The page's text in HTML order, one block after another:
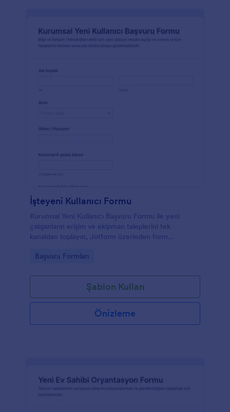
İşteyeni Kullanıcı Formu
Kurumsal Yeni Kullanıcı Başvuru Formu ile yeni
çalışanların erişim ve ekipman taleplerini tek
kanaldan toplayın, Jotform üzerinden form
planlayın.
Go to Category:
Başvuru Formları
Şablon Kullan
Önizleme